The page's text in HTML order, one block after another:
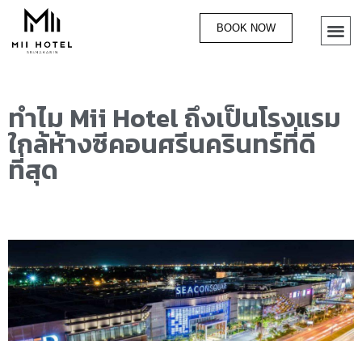
BOOK NOW
ทำไม Mii Hotel ถึงเป็นโรงแรม
ใกล้ห้างซีคอนศรีนครินทร์ที่ดี
ที่สุด